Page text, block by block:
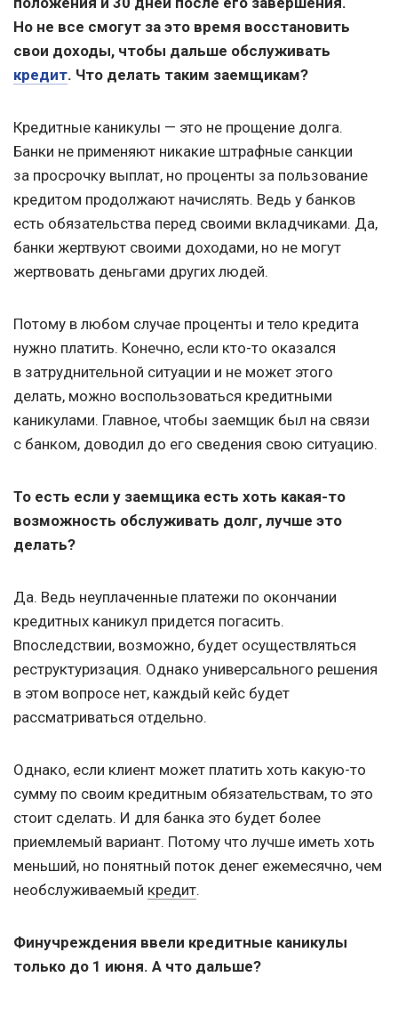
Но не все смогут за это время восстановить
свои доходы, чтобы дальше обслуживать
кредит. Что делать таким заемщикам?
Кредитные каникулы — это не прощение долга.
Банки не применяют никакие штрафные санкции
за просрочку выплат, но проценты за пользование
кредитом продолжают начислять. Ведь у банков
есть обязательства перед своими вкладчиками. Да,
банки жертвуют своими доходами, но не могут
жертвовать деньгами других людей.
Потому в любом случае проценты и тело кредита
нужно платить. Конечно, если кто-то оказался
в затруднительной ситуации и не может этого
делать, можно воспользоваться кредитными
каникулами. Главное, чтобы заемщик был на связи
с банком, доводил до его сведения свою ситуацию.
То есть если у заемщика есть хоть какая-то
возможность обслуживать долг, лучше это
делать?
Да. Ведь неуплаченные платежи по окончании
кредитных каникул придется погасить.
Впоследствии, возможно, будет осуществляться
реструктуризация. Однако универсального решения
в этом вопросе нет, каждый кейс будет
рассматриваться отдельно.
Однако, если клиент может платить хоть какую-то
сумму по своим кредитным обязательствам, то это
стоит сделать. И для банка это будет более
приемлемый вариант. Потому что лучше иметь хоть
меньший, но понятный поток денег ежемесячно, чем
необслуживаемый кредит.
Финучреждения ввели кредитные каникулы
только до 1 июня. А что дальше?